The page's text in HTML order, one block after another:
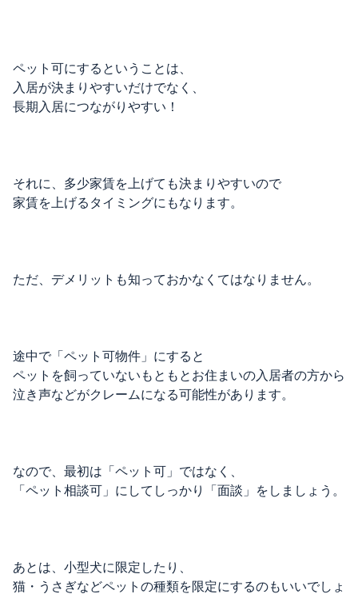
ペット可にするということは、
入居が決まりやすいだけでなく、
長期入居につながりやすい！
それに、多少家賃を上げても決まりやすいので
家賃を上げるタイミングにもなります。
ただ、デメリットも知っておかなくてはなりません。
途中で「ペット可物件」にすると
ペットを飼っていないもともとお住まいの入居者の方から
泣き声などがクレームになる可能性があります。
なので、最初は「ペット可」ではなく、
「ペット相談可」にしてしっかり「面談」をしましょう。
あとは、小型犬に限定したり、
猫・うさぎなどペットの種類を限定にするのもいいでしょ